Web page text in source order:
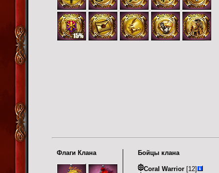
Флаги Клана Бойцы клана
Coral Warrior [12]